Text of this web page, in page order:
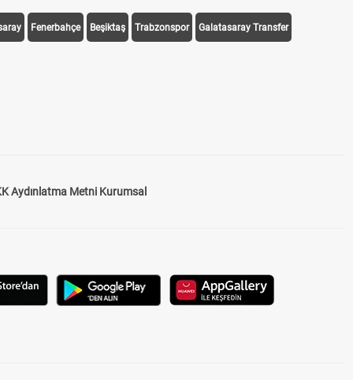
Fenerbahçe Beşiktaş Trabzonspor Galatasaray Transfer
Aydınlatma Metni Kurumsal